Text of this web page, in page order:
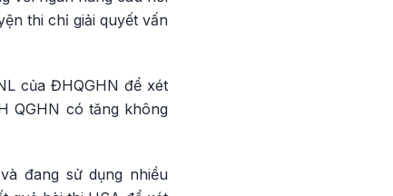
thi chỉ giải quyết vấn
của ĐHQGHN để xét
QGHN có tăng không
đang sử dụng nhiều